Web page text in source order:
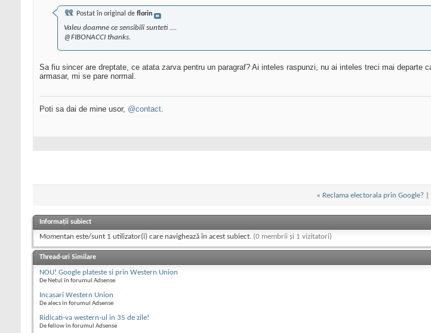
Postat în original de florin
Valeu doamne ce sensibili sunteti ....
@FIBONACCI thanks.
Sa fiu sincer are dreptate, ce atata zarva pentru un paragraf? Ai inteles raspunzi, nu ai inteles treci mai
armasar, mi se pare normal.
Poti sa dai de mine usor, @contact.
« Reclama electorala prin Google?|
Informații subiect
Momentan este/sunt 1 utilizator(i) care navighează în acest subiect. (0 membrii și 1 vizitatori)
Thread-uri Similare
NOU! Google plateste si prin Western Union
De Netul în forumul Adsense
Incasari Western Union
De alecs în forumul Adsense
Ridicati-va western-ul in 35 de zile!
De fellow în forumul Adsense